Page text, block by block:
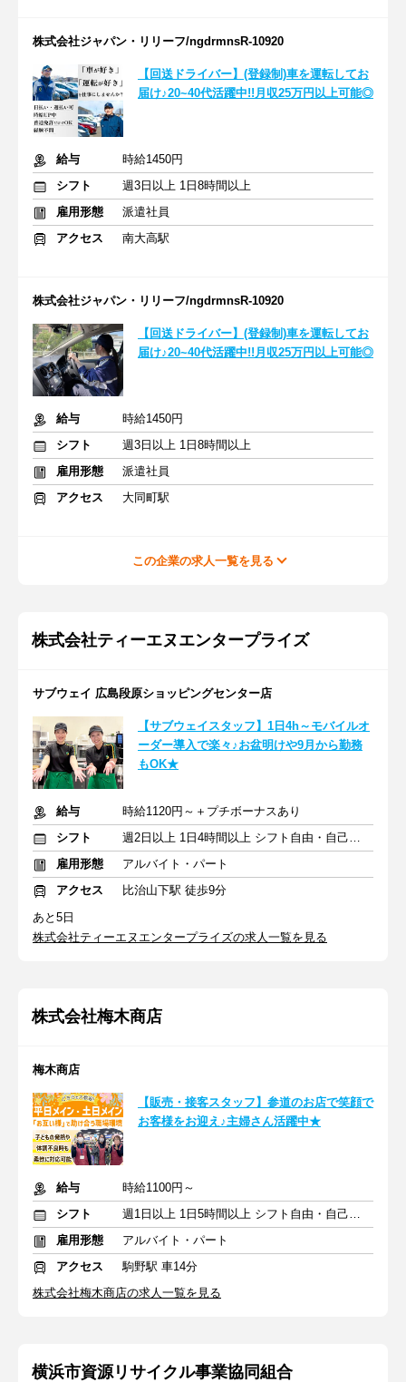
株式会社ジャパン・リリーフ/ngdrmnsR-10920
【回送ドライバー】(登録制)車を運転してお
届け♪20~40代活躍中!!月収25万円以上可能◎
給与
時給1450円
シフト
週3日以上 1日8時間以上
雇用形態
派遣社員
アクセス
南大高駅
株式会社ジャパン・リリーフ/ngdrmnsR-10920
【回送ドライバー】(登録制)車を運転してお
届け♪20~40代活躍中!!月収25万円以上可能◎
給与
時給1450円
シフト
週3日以上 1日8時間以上
雇用形態
派遣社員
アクセス
大同町駅
この企業の求人一覧を見る
株式会社ティーエヌエンタープライズ
サブウェイ 広島段原ショッピングセンター店
【サブウェイスタッフ】1日4h～モバイルオ
ーダー導入で楽々♪お盆明けや9月から勤務
もOK★
給与
時給1120円～＋プチボーナスあり
シフト
週2日以上 1日4時間以上 シフト自由・自己申告
雇用形態
アルバイト・パート
アクセス
比治山下駅 徒歩9分
あと5日
株式会社ティーエヌエンタープライズの求人一覧を見る
株式会社梅木商店
梅木商店
【販売・接客スタッフ】参道のお店で笑顔で
お客様をお迎え♪主婦さん活躍中★
給与
時給1100円～
シフト
週1日以上 1日5時間以上 シフト自由・自己申告
雇用形態
アルバイト・パート
アクセス
駒野駅 車14分
株式会社梅木商店の求人一覧を見る
横浜市資源リサイクル事業協同組合